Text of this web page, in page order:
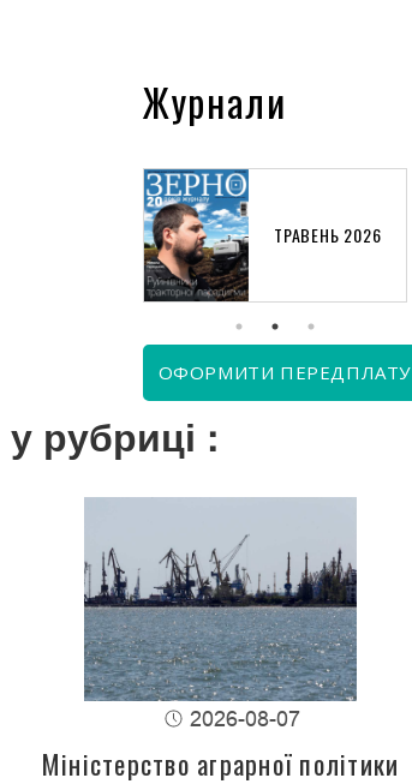
Журнали
ТРАВЕНЬ 2026
ОФОРМИТИ ПЕРЕДПЛАТУ
у рубриці :
2026-08-07
Міністерство аграрної політики